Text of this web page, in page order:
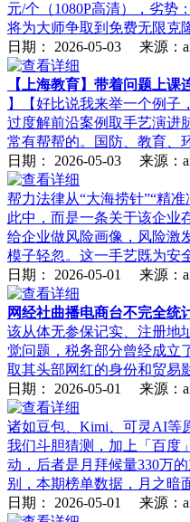
元/个（1080P高清），劣势
将为大师争取到免费无限克
日期： 2026-05-03 来源：
【上海教育】带着问题上课
】【好比说我来举一个例子
过度解前沿案例取手艺演进
常有帮帮的。国防、教育、
日期： 2026-05-03 来源：
帮力法律从“大海捞针”“精准
此中，而是一条关于该企业
给企业做风险画像，风险激
模子轻忽。这一手艺既为安
日期： 2026-05-01 来源：
网经社曲播电商台不完全统
该从体无参保记实、注册地
觉问题，税务部分曾经成立
取其头部网红的身份和贸易
日期： 2026-05-01 来源：
诸如豆包、Kimi、可灵AI等
我们斗胆猜测，加上「百度
动，后者是月拜候量330万
别，本期榜单数据，月之暗
日期： 2026-05-01 来源：